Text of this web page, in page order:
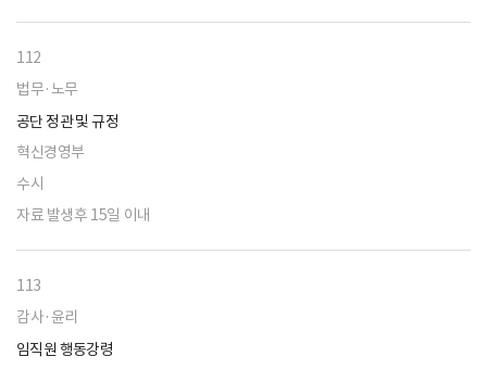
112
법무·노무
공단 정관 및 규정
혁신경영부
수시
자료 발생후 15일 이내
113
감사·윤리
임직원 행동강령